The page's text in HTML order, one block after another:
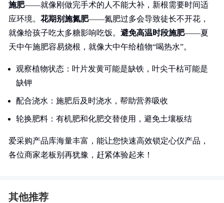
施肥——就像刚做完手术的人不能大补，新根需要时间适
应环境。 花期别施氮肥——氮肥过多会导致徒长不开花，
就像给孩子吃太多糖影响吃饭。 避免高温时段施肥——夏
天中午施肥容易烧根，就像大中午给植物“喝热水”。
观察植物状态：叶片发黄可能是缺铁，叶尖干枯可能是
缺钾
配合浇水：施肥后及时浇水，帮助营养吸收
轮换肥料：有机肥和化肥交替使用，避免土壤板结
爱采购产品库海量丰富，能让您快速高效锁定心仪产品，
各位商家老板别再犹豫，赶紧体验起来！
其他推荐